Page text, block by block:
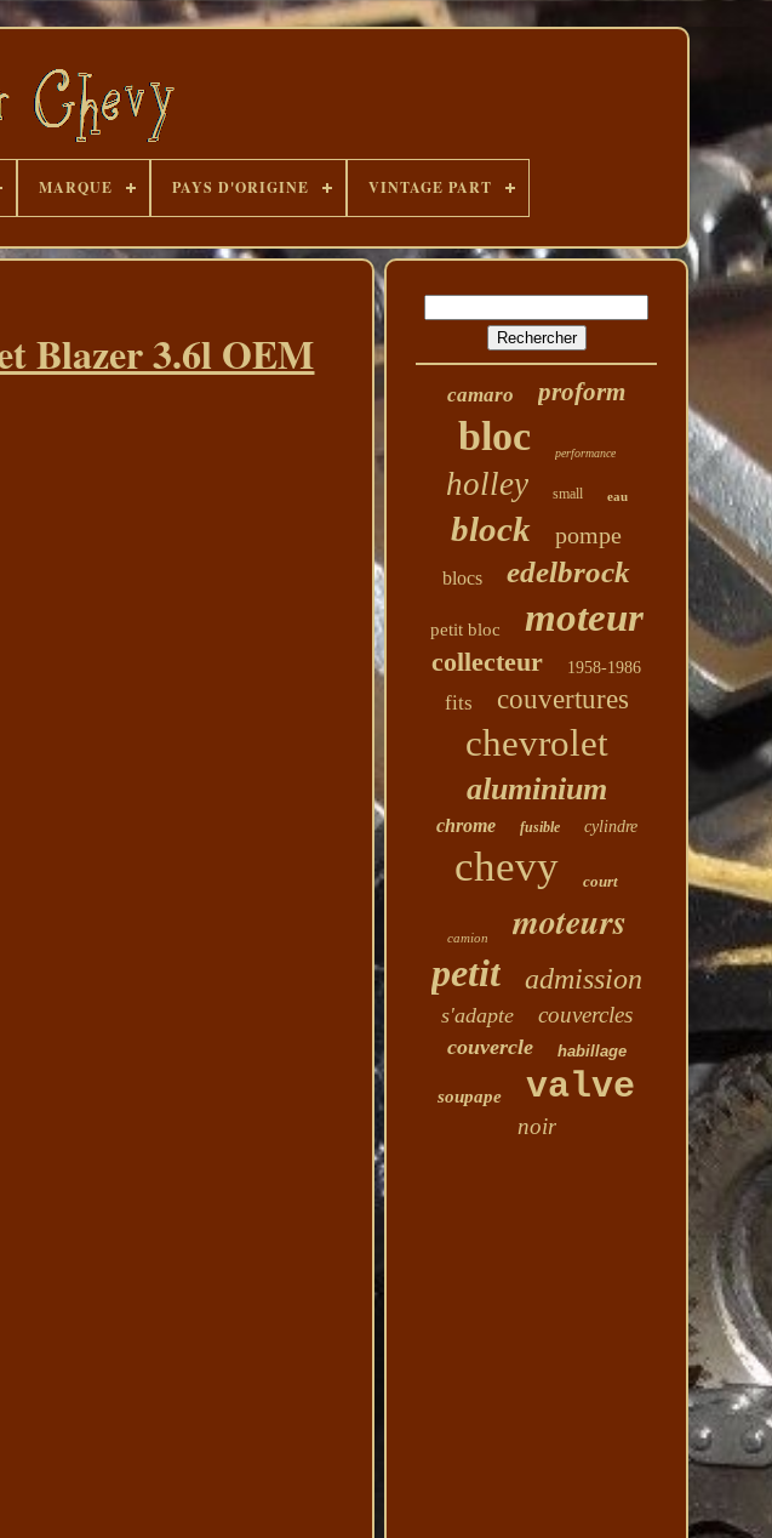
MARQUE PAYS D'ORIGINE VINTAGE PART
Blazer 3.6l OEM
camaro proform
bloc performance
holley small eau
block pompe
blocs edelbrock
petit bloc moteur
collecteur 1958-1986
fits couvertures
chevrolet
aluminium
chrome fusible cylindre
chevy court
camion moteurs
petit admission
s'adapte couvercles
couvercle habillage
soupape valve
noir